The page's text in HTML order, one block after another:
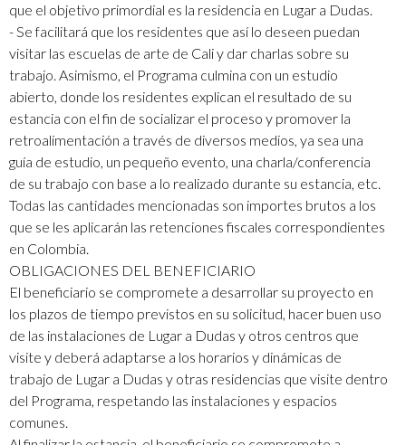
que el objetivo primordial es la residencia en Lugar a Dudas.
- Se facilitará que los residentes que así lo deseen puedan
visitar las escuelas de arte de Cali y dar charlas sobre su
trabajo. Asimismo, el Programa culmina con un estudio
abierto, donde los residentes explican el resultado de su
estancia con el fin de socializar el proceso y promover la
retroalimentación a través de diversos medios, ya sea una
guía de estudio, un pequeño evento, una charla/conferencia
de su trabajo con base a lo realizado durante su estancia, etc.
Todas las cantidades mencionadas son importes brutos a los
que se les aplicarán las retenciones fiscales correspondientes
en Colombia.
OBLIGACIONES DEL BENEFICIARIO
El beneficiario se compromete a desarrollar su proyecto en
los plazos de tiempo previstos en su solicitud, hacer buen uso
de las instalaciones de Lugar a Dudas y otros centros que
visite y deberá adaptarse a los horarios y dinámicas de
trabajo de Lugar a Dudas y otras residencias que visite dentro
del Programa, respetando las instalaciones y espacios
comunes.